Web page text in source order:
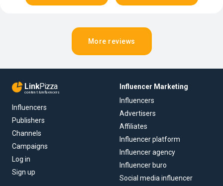
More reviews
LinkPizza
content & influencers
Influencers
Publishers
Channels
Campaigns
Log in
Sign up
Influencer Marketing
Influencers
Advertisers
Affiliates
Influencer platform
Influencer agency
Influencer buro
Social media influencer